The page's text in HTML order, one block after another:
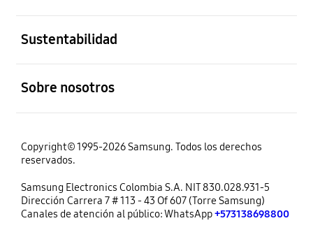
Sustentabilidad
Sobre nosotros
Copyright© 1995-2026 Samsung. Todos los derechos
reservados.
Samsung Electronics Colombia S.A. NIT 830.028.931-5
Dirección Carrera 7 # 113 - 43 Of 607 (Torre Samsung)
Canales de atención al público: WhatsApp+573138698800